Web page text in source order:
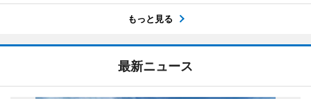
もっと見る
最新ニュース